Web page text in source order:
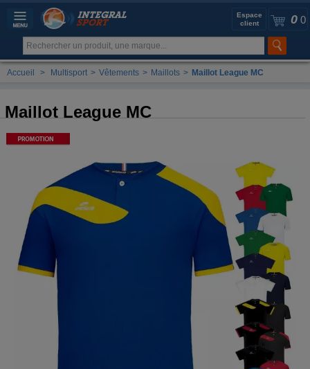
0 0
Espace
client
Accueil > Multisport > Vêtements > Maillots > Maillot League MC
Maillot League MC